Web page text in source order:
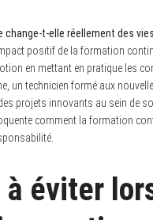
t-elle réellement des
positif de la formation
en mettant en pratique les
un technicien formé aux
projets innovants au sein de
comment la formation
éviter